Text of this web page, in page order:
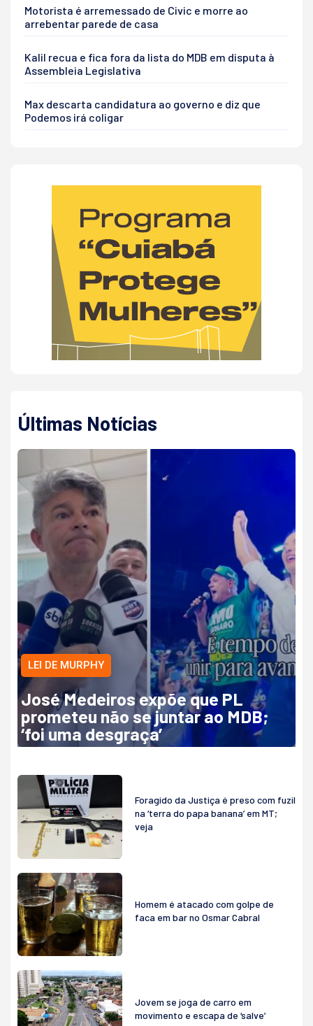
Motorista é arremessado de Civic e morre ao
arrebentar parede de casa
Kalil recua e fica fora da lista do MDB em disputa à
Assembleia Legislativa
Max descarta candidatura ao governo e diz que
Podemos irá coligar
Últimas Notícias
LEI DE MURPHY
José Medeiros expõe que PL
prometeu não se juntar ao MDB;
‘foi uma desgraça’
Foragido da Justiça é preso com fuzil
na ‘terra do papa banana’ em MT;
veja
Homem é atacado com golpe de
faca em bar no Osmar Cabral
Jovem se joga de carro em
movimento e escapa de ‘salve’